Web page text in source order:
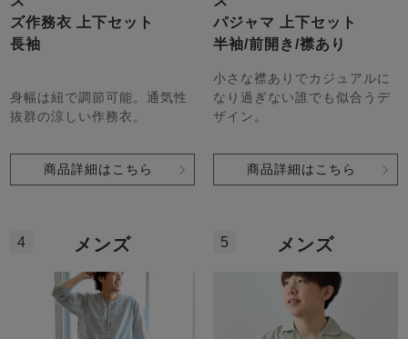
ズ作務衣 上下セット
長袖
身幅は紐で調節可能。通気性
抜群の涼しい作務衣。
商品詳細はこちら
パジャマ 上下セット
半袖/前開き/襟あり
小さな襟ありでカジュアルに
なり過ぎない誰でも似合うデ
ザイン。
商品詳細はこちら
4 メンズ 5 メンズ